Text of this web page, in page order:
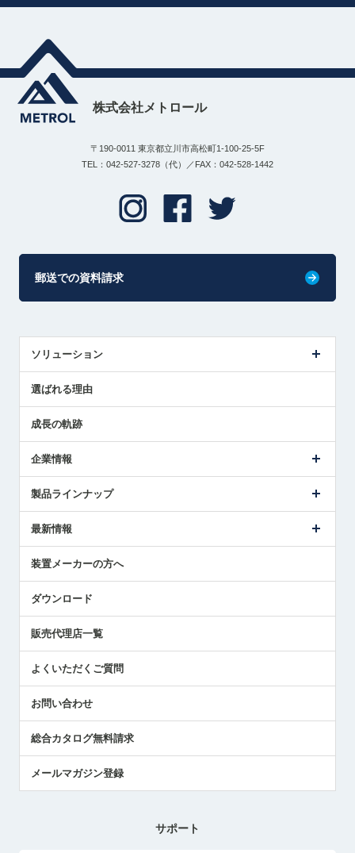
株式会社メトロール
〒190-0011 東京都立川市高松町1-100-25-5F
TEL：042-527-3278（代）／FAX：042-528-1442
郵送での資料請求
ソリューション
解決策提案
選ばれる理由
成長の軌跡
企業情報
ごあいさつ
受賞履歴
採用情報
国/地域/言語
製品ラインナップ
ツールセッタ製品
エアマイクロセンサ製品
最新情報
メトロールの技術
社員ブログ
中小企業のBCP地震対策
センサのテクニカルガイド
社長ブログ
装置メーカーの方へ
ダウンロード
販売代理店一覧
よくいただくご質問
お問い合わせ
総合カタログ無料請求
メールマガジン登録
サポート